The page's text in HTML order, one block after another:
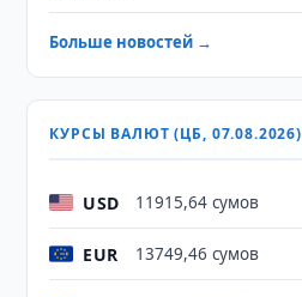
Больше новостей →
КУРСЫ ВАЛЮТ (ЦБ, 07.08.2026)
USD 11915,64 сумов
EUR 13749,46 сумов